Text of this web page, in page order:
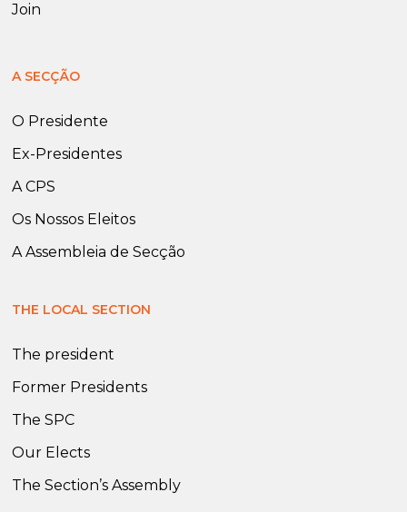
Join
A SECÇÃO
O Presidente
Ex-Presidentes
A CPS
Os Nossos Eleitos
A Assembleia de Secção
THE LOCAL SECTION
The president
Former Presidents
The SPC
Our Elects
The Section’s Assembly